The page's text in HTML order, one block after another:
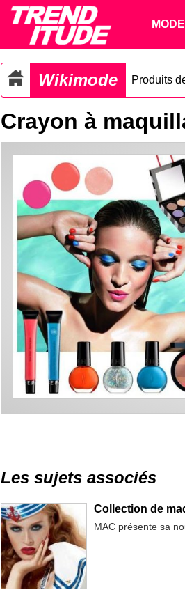
MODE
Wikimode Produits
Crayon à
Les sujets associés
Collection de
MAC présente sa